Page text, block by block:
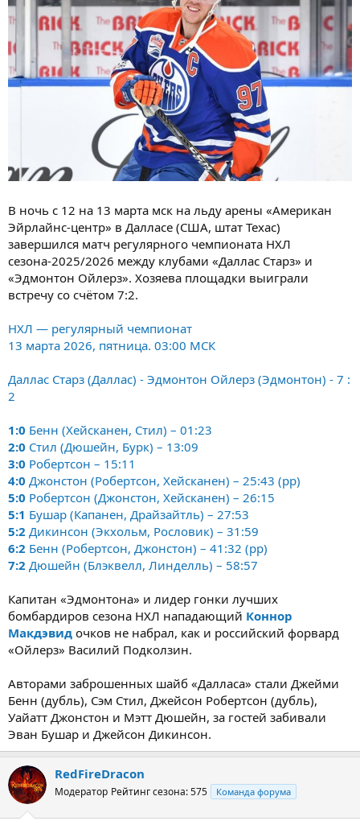
В ночь с 12 на 13 марта мск на льду арены «Американ
Эйрлайнс-центр» в Далласе (США, штат Техас)
завершился матч регулярного чемпионата НХЛ
сезона-2025/2026 между клубами «Даллас Старз» и
«Эдмонтон Ойлерз». Хозяева площадки выиграли
встречу со счётом 7:2.
НХЛ — регулярный чемпионат
13 марта 2026, пятница. 03:00 МСК
Даллас Старз (Даллас) - Эдмонтон Ойлерз (Эдмонтон) - 7 :
2
1:0 Бенн (Хейсканен, Стил) – 01:23
2:0 Стил (Дюшейн, Бурк) – 13:09
3:0 Робертсон – 15:11
4:0 Джонстон (Робертсон, Хейсканен) – 25:43 (pp)
5:0 Робертсон (Джонстон, Хейсканен) – 26:15
5:1 Бушар (Капанен, Драйзайтль) – 27:53
5:2 Дикинсон (Экхольм, Рословик) – 31:59
6:2 Бенн (Робертсон, Джонстон) – 41:32 (pp)
7:2 Дюшейн (Блэквелл, Линделль) – 58:57
Капитан «Эдмонтона» и лидер гонки лучших
бомбардиров сезона НХЛ нападающий Коннор
Макдэвид очков не набрал, как и российский форвард
«Ойлерз» Василий Подколзин.
Авторами заброшенных шайб «Далласа» стали Джейми
Бенн (дубль), Сэм Стил, Джейсон Робертсон (дубль),
Уайатт Джонстон и Мэтт Дюшейн, за гостей забивали
Эван Бушар и Джейсон Дикинсон.
RedFireDracon
Модератор Рейтинг сезона: 575 Команда форума